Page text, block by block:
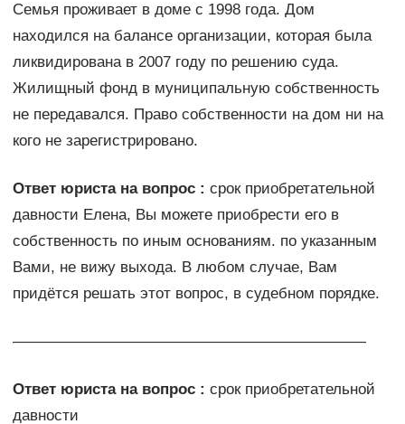
Семья проживает в доме с 1998 года. Дом
находился на балансе организации, которая была
ликвидирована в 2007 году по решению суда.
Жилищный фонд в муниципальную собственность
не передавался. Право собственности на дом ни на
кого не зарегистрировано.
Ответ юриста на вопрос : срок приобретательной
давности Елена, Вы можете приобрести его в
собственность по иным основаниям. по указанным
Вами, не вижу выхода. В любом случае, Вам
придётся решать этот вопрос, в судебном порядке.
———————————————————————
Ответ юриста на вопрос : срок приобретательной
давности